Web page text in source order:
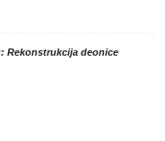
Rekonstrukcija deonice